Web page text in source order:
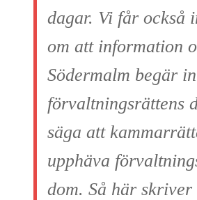
dagar. Vi får också
om att information
Södermalm begär
förvaltningsrättens
säga att
upphäva
dom. Så här skriver